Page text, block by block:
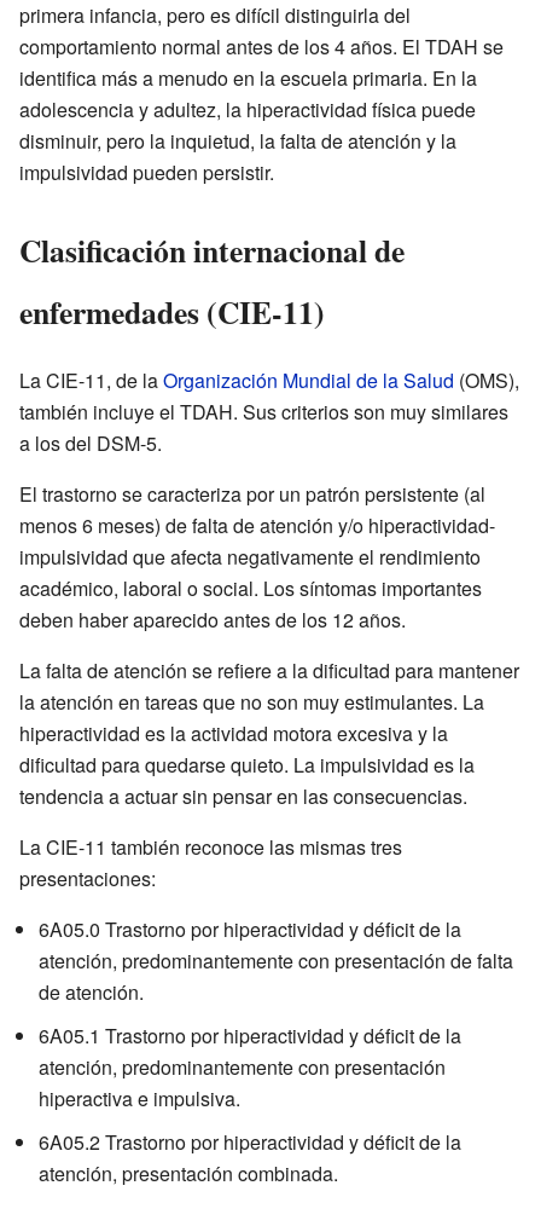
primera infancia, pero es difícil distinguirla del
comportamiento normal antes de los 4 años. El TDAH se
identifica más a menudo en la escuela primaria. En la
adolescencia y adultez, la hiperactividad física puede
disminuir, pero la inquietud, la falta de atención y la
impulsividad pueden persistir.
Clasificación internacional de
enfermedades (CIE-11)
La CIE-11, de laOrganización Mundial de la Salud (OMS),
también incluye el TDAH. Sus criterios son muy similares
a los del DSM-5.
El trastorno se caracteriza por un patrón persistente (al
menos 6 meses) de falta de atención y/o hiperactividad-
impulsividad que afecta negativamente el rendimiento
académico, laboral o social. Los síntomas importantes
deben haber aparecido antes de los 12 años.
La falta de atención se refiere a la dificultad para mantener
la atención en tareas que no son muy estimulantes. La
hiperactividad es la actividad motora excesiva y la
dificultad para quedarse quieto. La impulsividad es la
tendencia a actuar sin pensar en las consecuencias.
La CIE-11 también reconoce las mismas tres
presentaciones:
6A05.0 Trastorno por hiperactividad y déficit de la
atención, predominantemente con presentación de falta
de atención.
6A05.1 Trastorno por hiperactividad y déficit de la
atención, predominantemente con presentación
hiperactiva e impulsiva.
6A05.2 Trastorno por hiperactividad y déficit de la
atención, presentación combinada.